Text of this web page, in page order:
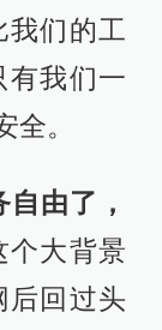
我们的工
有我们一
。
由了，
个大背景
后回过头